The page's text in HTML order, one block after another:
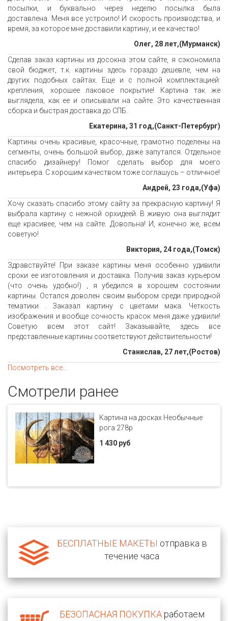
посылки, и буквально через неделю посылка была
доставлена. Меня все устроило! И скорость производства, и
время, за которое мне доставили картину, и ее качество!
Олег, 28 лет,(Мурманск)
Сделав заказ картины из досокна этом сайте, я сэкономила
свой бюджет, т.к. картины здесь гораздо дешевле, чем на
других подобных сайтах. Еще и с полной комплектацией:
крепления, хорошее лаковое покрытие! Картина так же
выглядела, как ее и описывали на сайте. Это качественная
сборка и быстрая доставка до СПБ.
Екатерина, 31 год,(Санкт-Петербург)
Картины очень красивые, красочные, грамотно поделены на
сегменты, очень большой выбор, даже запутался. Отдельное
спасибо дизайнеру! Помог сделать выбор для моего
интерьера. С хорошим качеством тоже соглашусь – отличное!
Андрей, 23 года,(Уфа)
Хочу сказать спасибо этому сайту за прекрасную картину! Я
выбрала картину с нежной орхидеей. В живую она выглядит
еще красивее, чем на сайте. Довольна! И, конечно же, всем
советую!
Виктория, 24 года,(Томск)
Здравствуйте! При заказе картины меня особенно удивили
сроки ее изготовления и доставка. Получив заказ курьером
(что очень удобно!) , я убедился в хорошем состоянии
картины. Остался доволен своим выбором среди природной
тематики . Заказал картину с цветами мака. Четкость
изображения и вообще сочность красок меня даже удивили!
Советую всем этот сайт! Заказывайте, здесь все
представленные картины соответствуют действительности!
Станислав, 27 лет,(Ростов)
Посмотреть все...
Смотрели ранее
Картина на досках Необычные
рога 278p
1 430 руб
БЕСПЛАТНЫЕ МАКЕТЫ отправка в
течение часа
БЕЗОПАСНАЯ ПОКУПКАработаем